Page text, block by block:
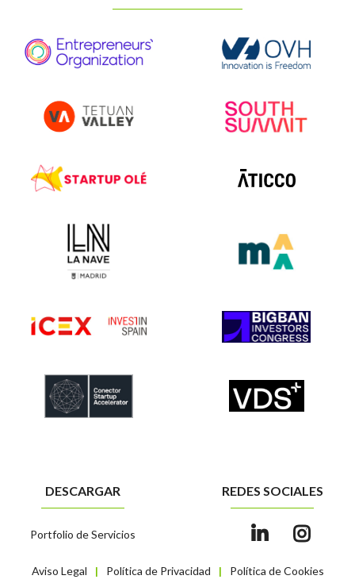
Aviso Legal | Política de Privacidad | Política de Cookies
DESCARGAR
Portfolio de Servicios
REDES SOCIALES